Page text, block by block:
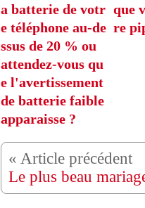
a batterie de votr
e téléphone au-de
ssus de 20 % ou
attendez-vous qu
e l'avertissement
de batterie faible
apparaisse ?
que
re